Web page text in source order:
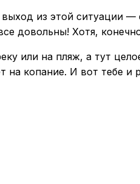
из этой ситуации —
довольны! Хотя,
или на пляж, а тут
на копание. И вот тебе и